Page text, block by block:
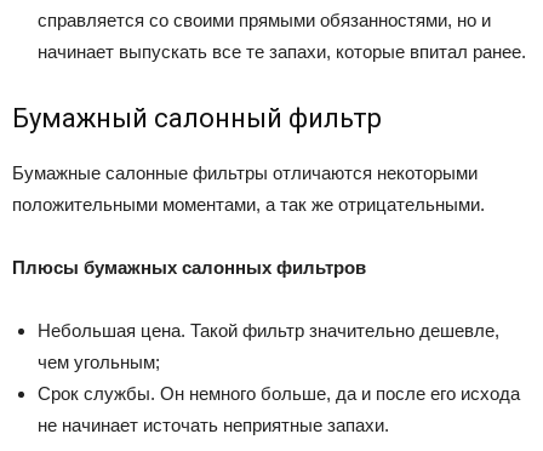
справляется со своими прямыми обязанностями, но и
начинает выпускать все те запахи, которые впитал ранее.
Бумажный салонный фильтр
Бумажные салонные фильтры отличаются некоторыми
положительными моментами, а так же отрицательными.
Плюсы бумажных салонных фильтров
Небольшая цена. Такой фильтр значительно дешевле,
чем угольным;
Срок службы. Он немного больше, да и после его исхода
не начинает источать неприятные запахи.